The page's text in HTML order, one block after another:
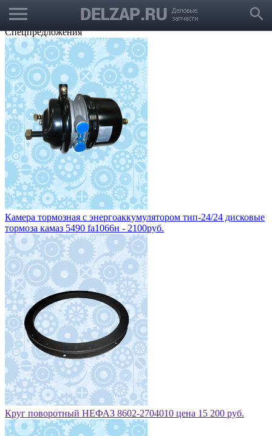
menu search
Выбрать город
Корзина
Заказать звонок
Спецпредложения
Камера тормозная с энергоаккумулятором тип-24/24 дисковые
тормоза камаз 5490 fa1066н - 2100руб.
Круг поворотный НЕФАЗ 8602-2704010 цена 15 200 руб.